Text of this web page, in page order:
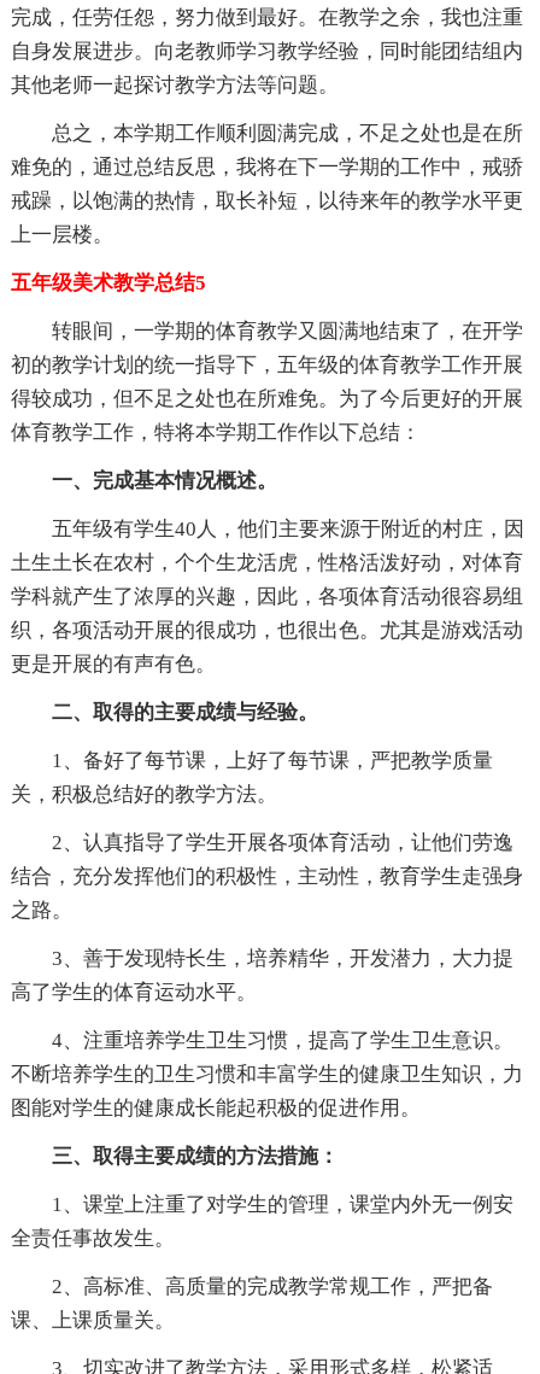
完成，任劳任怨，努力做到最好。在教学之余，我也注重
自身发展进步。向老教师学习教学经验，同时能团结组内
其他老师一起探讨教学方法等问题。
总之，本学期工作顺利圆满完成，不足之处也是在所
难免的，通过总结反思，我将在下一学期的工作中，戒骄
戒躁，以饱满的热情，取长补短，以待来年的教学水平更
上一层楼。
五年级美术教学总结5
转眼间，一学期的体育教学又圆满地结束了，在开学
初的教学计划的统一指导下，五年级的体育教学工作开展
得较成功，但不足之处也在所难免。为了今后更好的开展
体育教学工作，特将本学期工作作以下总结：
一、完成基本情况概述。
五年级有学生40人，他们主要来源于附近的村庄，因
土生土长在农村，个个生龙活虎，性格活泼好动，对体育
学科就产生了浓厚的兴趣，因此，各项体育活动很容易组
织，各项活动开展的很成功，也很出色。尤其是游戏活动
更是开展的有声有色。
二、取得的主要成绩与经验。
1、备好了每节课，上好了每节课，严把教学质量
关，积极总结好的教学方法。
2、认真指导了学生开展各项体育活动，让他们劳逸
结合，充分发挥他们的积极性，主动性，教育学生走强身
之路。
3、善于发现特长生，培养精华，开发潜力，大力提
高了学生的体育运动水平。
4、注重培养学生卫生习惯，提高了学生卫生意识。
不断培养学生的卫生习惯和丰富学生的健康卫生知识，力
图能对学生的健康成长能起积极的促进作用。
三、取得主要成绩的方法措施：
1、课堂上注重了对学生的管理，课堂内外无一例安
全责任事故发生。
2、高标准、高质量的完成教学常规工作，严把备
课、上课质量关。
3、切实改进了教学方法，采用形式多样，松紧适